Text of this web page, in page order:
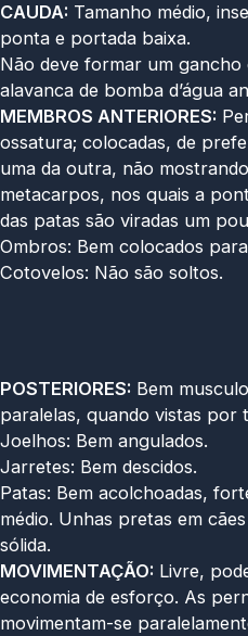
CAUDA: Tamanho médio,
ponta e portada baixa.
Não deve formar um gancho
alavanca de bomba d’água
MEMBROS ANTERIORES:
ossatura; colocadas, de
uma da outra, não
metacarpos, nos quais a
das patas são viradas um
Ombros: Bem colocados
Cotovelos: Não são soltos.
POSTERIORES: Bem
paralelas, quando vistas por
Joelhos: Bem angulados.
Jarretes: Bem descidos.
Patas: Bem acolchoadas,
médio. Unhas pretas em
sólida.
MOVIMENTAÇÃO: Livre,
economia de esforço. As
movimentam-se